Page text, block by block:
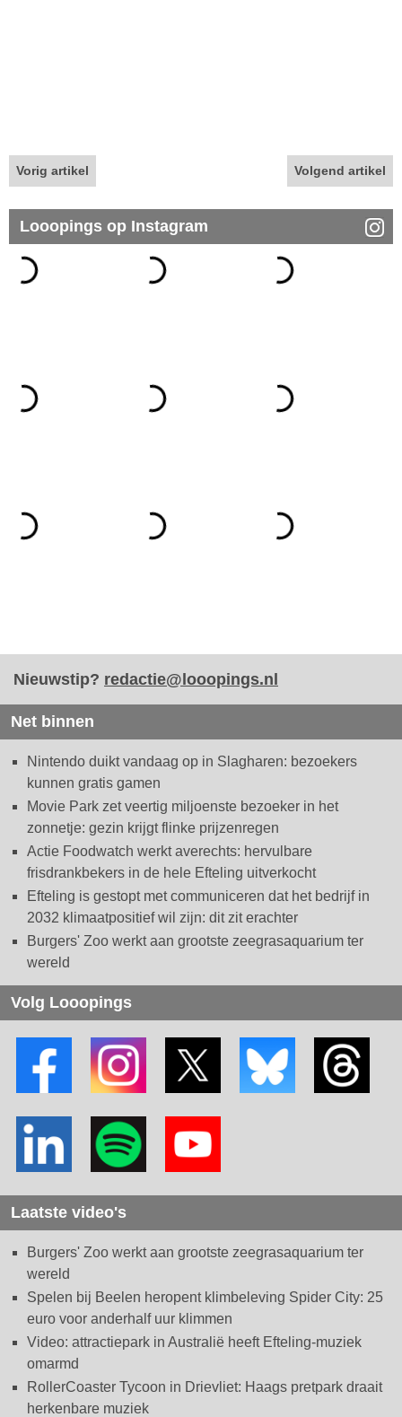
Vorig artikel Volgend artikel
Looopings op Instagram
Nieuwstip? redactie@looopings.nl
Net binnen
Nintendo duikt vandaag op in Slagharen: bezoekers
kunnen gratis gamen
Movie Park zet veertig miljoenste bezoeker in het
zonnetje: gezin krijgt flinke prijzenregen
Actie Foodwatch werkt averechts: hervulbare
frisdrankbekers in de hele Efteling uitverkocht
Efteling is gestopt met communiceren dat het bedrijf in
2032 klimaatpositief wil zijn: dit zit erachter
Burgers' Zoo werkt aan grootste zeegrasaquarium ter
wereld
Volg Looopings
Laatste video's
Burgers' Zoo werkt aan grootste zeegrasaquarium ter
wereld
Spelen bij Beelen heropent klimbeleving Spider City: 25
euro voor anderhalf uur klimmen
Video: attractiepark in Australië heeft Efteling-muziek
omarmd
RollerCoaster Tycoon in Drievliet: Haags pretpark draait
herkenbare muziek